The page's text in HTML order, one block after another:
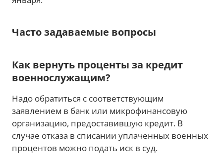
Часто задаваемые вопросы
Как вернуть проценты за кредит
военнослужащим?
Надо обратиться с соответствующим
заявлением в банк или микрофинансовую
организацию, предоставившую кредит. В
случае отказа в списании уплаченных военных
процентов можно подать иск в суд.